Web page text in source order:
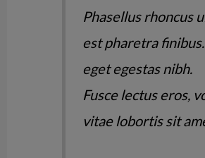
Phasellus rhoncus
est pharetra
eget egestas nibh.
Fusce lectus eros,
vitae lobortis sit